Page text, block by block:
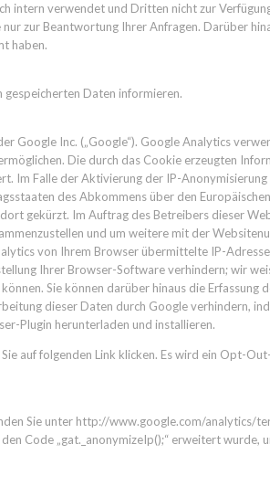
intern verwendet und Dritten nicht zur
zur Beantwortung Ihrer Anfragen. Darüber
haben.
gespeicherten Daten informieren.
Google Inc. („Google“). Google Analytics
Die durch das Cookie erzeugten
Im Falle der Aktivierung der IP-
des Abkommens über den
gekürzt. Im Auftrag des Betreibers dieser
und um weitere mit der
von Ihrem Browser übermittelte IP-
Ihrer Browser-Software verhindern; wir
Sie können darüber hinaus die
dieser Daten durch Google verhindern,
Plugin herunterladen und installieren.
auf folgenden Link klicken. Es wird ein Opt-
Sie unter http://www.google.com/
Code „gat._anonymizeIp();“ erweitert wurde,